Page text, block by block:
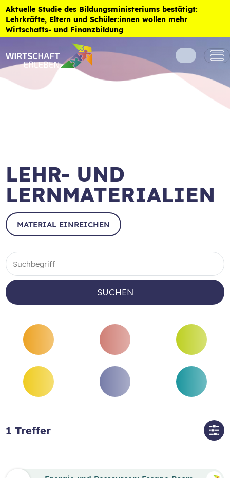
Zum Inhalt der Seite springen
Aktuelle Studie des Bildungsministeriums bestätigt:
Lehrkräfte, Eltern und Schüler:innen wollen mehr
Wirtschafts- und Finanzbildung
LEHR- UND
LERNMATERIALIEN
MATERIAL EINREICHEN
SUCHEN
1 Treffer